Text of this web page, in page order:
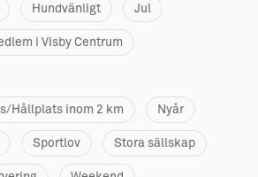
Hundvänligt Jul
i Visby Centrum
Hållplats inom 2 km Nyår
Sportlov Stora sällskap